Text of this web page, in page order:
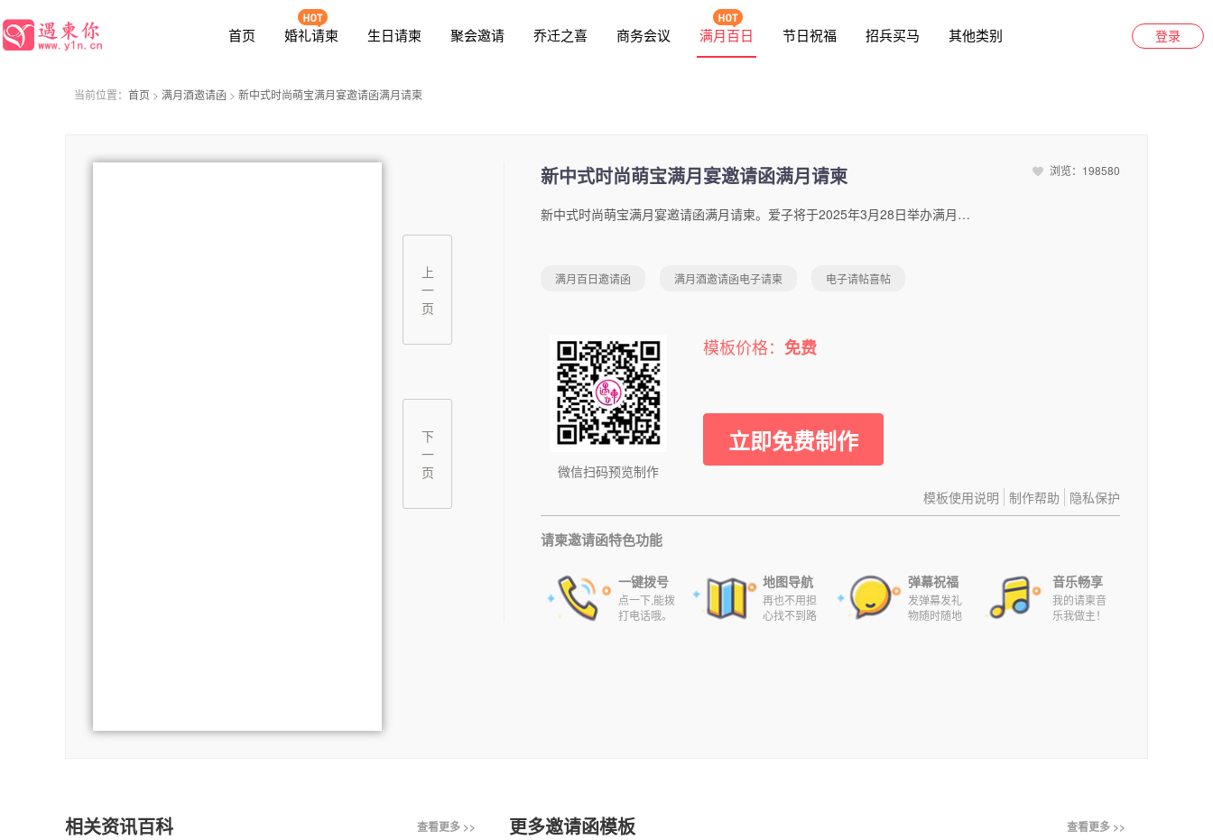
首页 婚礼请柬 生日请柬 聚会邀请 乔迁之喜 商务会议 满月百日 节日祝福 招兵买马 其他类别 登录
当前位置： 首页 > 满月酒邀请函 > 新中式时尚萌宝满月宴邀请函满月请柬
上
一
页
下
一
页
新中式时尚萌宝满月宴邀请函满月请柬
新中式时尚萌宝满月宴邀请函满月请柬。爱子将于2025年3月28日举办满月宴，诚挚邀请您的到来！。宴 邀请函 邀请函 宴 月 满 宴 月 满 平安喜乐 健康快乐 小遇儿 [自动识别微信昵称] 邀请函 亲爱的： 家儿小遇儿，喜迎亲朋，为答谢各亲朋好友厚爱特设薄宴，谨定于2026年8月10日上午12时在北京喜来登酒店席设。举行宝宝们的满月宴会，欢迎携眷光临!届时宝宝们将亲自出来迎接感谢，期待你们的光临哦。XXX&XXX 敬邀 喜 有 家 吾 平安喜乐 健康快乐 宴 月 满 喜 有 家 吾 平安喜乐 宝贝，愿你以后能笑能闹，敢爱敢恨干追逐希望以后的时光，眼里是阳光，笑里是坦荡，愿你慢慢长大，愿你被很多人喜欢。 健康快乐 我 满 月 啦 喜 有 家 吾 平安喜乐 健康快乐 XX宝贝正如一个天使降临人间！ 愿快乐幸福永伴你左右， 平安健康成长，可爱聪明向上，在爱的环绕里幸福安康！ 姓名：小遇儿性别：小公主 年龄：30天 特长：粘人、卖萌、爱哭 我的小档案 喜 有 家 吾 平安喜乐 健康快乐 姓名：XXX性别：小帅哥年龄：100天特长：粘人、卖萌、爱哭 [自动识别微信昵称] INVITATION 请 · 柬 邀请人：宝爸、宝妈 大家好！过几天是爱子XXX的百日大喜，为了庆祝这个大好的日子，我们将在2025年3月28日在XXX厅特办宴席庆贺，希望大家多多捧场，前来赴宴，我们将感激不尽。诚邀所有亲朋好友的到来！让我们一起分享这份快乐和喜悦！ 宴会时间 喜 有 家 吾 平安喜乐 2028年5月5号 AM 10:30农历四月初六（星期六） 健康快乐 北京市 宴会地址 喜 有 家 吾 平安喜乐 • 宴会地址 • 北京市朝阳区喜来登大酒店宴会厅• 联系电话 • xxx123456789 健康快乐 • 派对时间 •2025年10月20日（中午11：30）• 派对地点 •香格里拉大酒店宴会厅 北京市东城区和平里街道北京金隅喜来登酒店北京金隅喜来登大酒店 - INVITATION - [[出席人数]] 【【提交 】】 [[电话]] [[姓名]] 宴会回执 喜 有 家 吾 平安喜乐 THANK YOU~ 健康快乐
满月百日邀请函 满月酒邀请函电子请柬 电子请帖喜帖
浏览：198580
微信扫码预览制作
模板价格：免费
立即免费制作
隐私保护
制作帮助
模板使用说明
请柬邀请函特色功能
一键拨号
点一下,能拨
打电话哦。
地图导航
再也不用担
心找不到路
弹幕祝福
发弹幕发礼
物随时随地
音乐畅享
我的请柬音
乐我做主！
相关资讯百科 查看更多 >> 更多邀请函模板 查看更多 >>